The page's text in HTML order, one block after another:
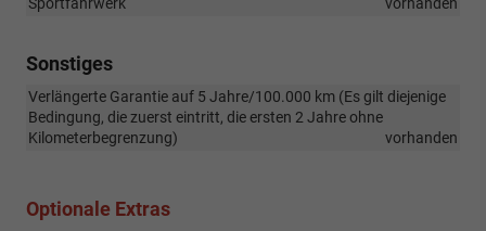
Sonstiges
Verlängerte Garantie auf 5 Jahre/100.000 km (Es gilt diejenige
Bedingung, die zuerst eintritt, die ersten 2 Jahre ohne
Kilometerbegrenzung)
vorhanden
Optionale Extras